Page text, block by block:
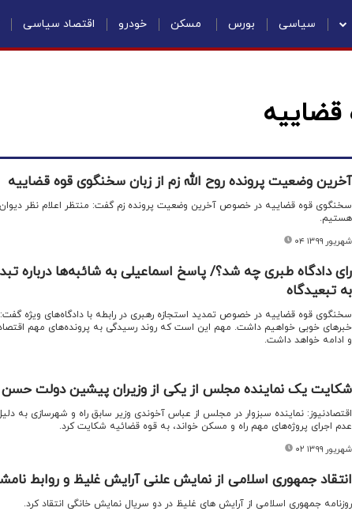
سیاسی بورس مسکن خودرو اقتصاد سیاسی
قضاییه
آخرین وضعیت پرونده روح الله زم از زبان سخنگوی قوه قضاییه
سخنگوی قوه قضاییه در خصوص آخرین وضعیت پرونده زم گفت: منتظر اعلام نظر دیوان
هستیم.
۰۴ شهریور ۱۳۹۹
رای دادگاه طبری چه شد؟/ پاسخ اسماعیلی به شائبه‌ها درباره
به تبعیدگاه
سخنگوی قوه قضاییه در خصوص تمدید استجازه رهبری در رابطه با دادگاه‌های ویژه گفت:
خبرهای خوبی خواهیم داشت. مهم این است که روند رسیدگی به پرونده‌های مهم اقتصادی
و ادامه خواهد داشت.
شکایت یک نماینده مجلس از یکی از وزیران پیشین دولت حسن
اقتصادنیوز: نماینده سبزوار در مجلس از عباس آخوندی وزیر سابق راه و شهرسازی به
عدم اجرای پروژه‌های مهم راه و مسکن خواند، به قوه قضائیه شکایت کرد.
۰۲ شهریور ۱۳۹۹
انتقاد جمهوری اسلامی از نمایش علنی آرایش غلیظ و روابط
روزنامه جمهوری اسلامی از آرایش های غلیظ در دو سریال نمایش خانگی انتقاد کرد.